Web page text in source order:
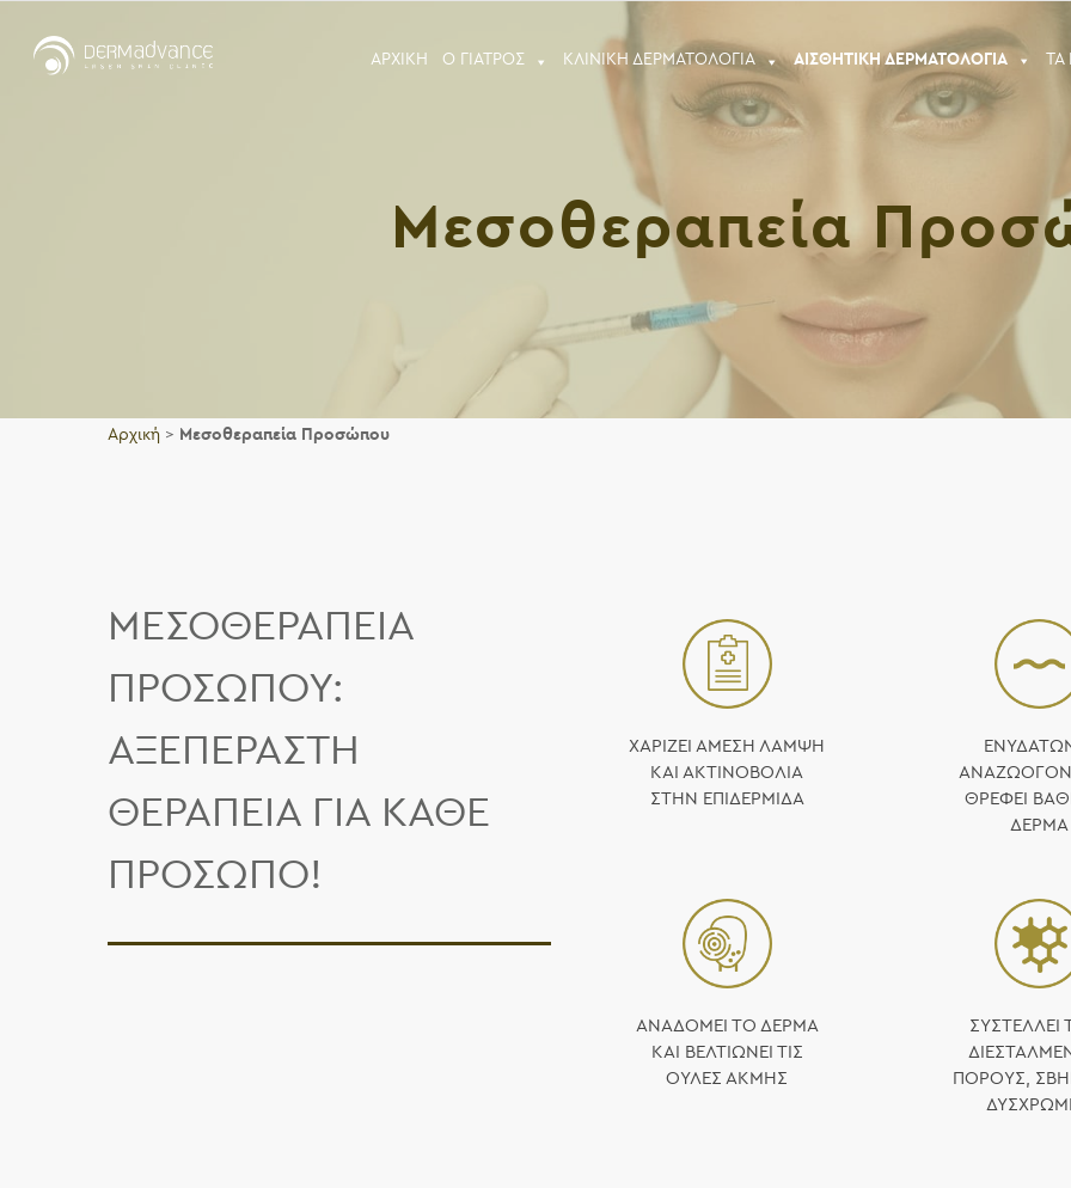
ΑΡΧΙΚΗ Ο ΓΙΑΤΡΟΣ ΚΛΙΝΙΚΗ ΔΕΡΜΑΤΟΛΟΓΙΑ ΑΙΣΘΗΤΙΚΗ ΔΕΡΜΑΤΟΛΟΓΙΑ ΤΑ
Μεσοθεραπεία
Αρχική > Μεσοθεραπεία Προσώπου
ΜΕΣΟΘΕΡΑΠΕΊΑ
ΠΡΟΣΏΠΟΥ:
ΑΞΕΠΈΡΑΣΤΗ
ΘΕΡΑΠΕΊΑ ΓΙΑ ΚΆΘΕ
ΠΡΌΣΩΠΟ!
ΧΑΡΊΖΕΙ ΆΜΕΣΗ ΛΆΜΨΗ
ΚΑΙ ΑΚΤΙΝΟΒΟΛΊΑ
ΣΤΗΝ ΕΠΙΔΕΡΜΊΔΑ
ΘΡΈΦΕΙ
ΔΈΡΜΑ
ΑΝΑΔΟΜΕΊ ΤΟ ΔΈΡΜΑ
ΚΑΙ ΒΕΛΤΙΏΝΕΙ ΤΙΣ
ΟΥΛΈΣ ΑΚΜΉΣ
ΣΥΣΤΈΛΛΕΙ
ΠΌΡΟΥΣ,